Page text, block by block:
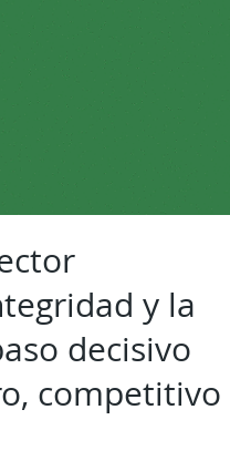
y la
decisivo
competitivo